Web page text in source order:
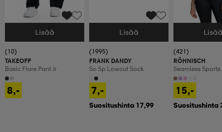
Valitse Koko
Lisää
(10)
TAKEOFF
Basic Flare Pant Jr
8,-
Valitse Koko
Lisää
(1995)
FRANK DANDY
So 5p Lowcut Sock
7,-
Suositushinta 17,99
Valitse Koko
(421)
RÖHNISCH
Seamless Sports
15,-
Suositushinta